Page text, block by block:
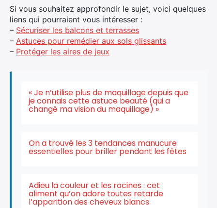
Si vous souhaitez approfondir le sujet, voici quelques
liens qui pourraient vous intéresser :
– Sécuriser les balcons et terrasses
– Astuces pour remédier aux sols glissants
– Protéger les aires de jeux
« Je n’utilise plus de maquillage depuis que
je connais cette astuce beauté (qui a
changé ma vision du maquillage) »
On a trouvé les 3 tendances manucure
essentielles pour briller pendant les fêtes
Adieu la couleur et les racines : cet
aliment qu’on adore toutes retarde
l’apparition des cheveux blancs